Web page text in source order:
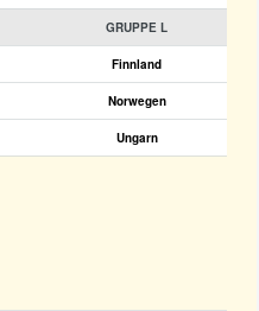
GRUPPE L
Finnland
Norwegen
Ungarn